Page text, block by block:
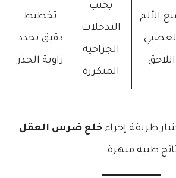
الألم
اللاحق
يجنب
التدخلات
الجراحية
المتكررة
تخطيط
دقيق يحدد
زاوية الجذر
طريقة إجراءخلع ضرس العقل
طبية مبهرة.